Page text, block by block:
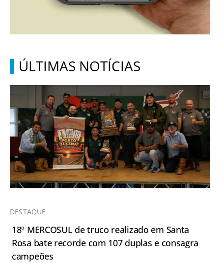
ÚLTIMAS NOTÍCIAS
DESTAQUE
18º MERCOSUL de truco realizado em Santa
Rosa bate recorde com 107 duplas e consagra
campeões